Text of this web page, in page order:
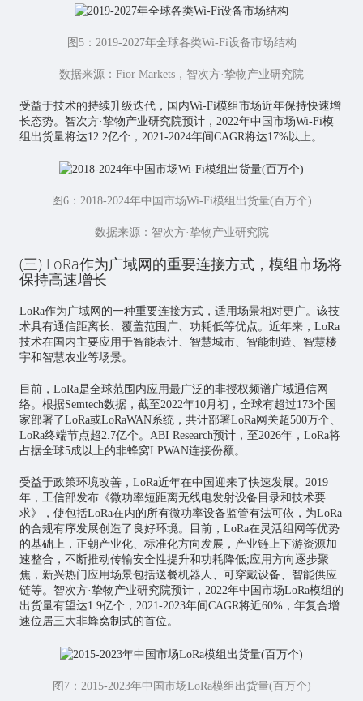
图5：2019-2027年全球各类Wi-Fi设备市场结构
数据来源：Fior Markets，智次方·挚物产业研究院
受益于技术的持续升级迭代，国内Wi-Fi模组市场近年保持快速增
长态势。智次方·挚物产业研究院预计，2022年中国市场Wi-Fi模
组出货量将达12.2亿个，2021-2024年间CAGR将达17%以上。
图6：2018-2024年中国市场Wi-Fi模组出货量(百万个)
数据来源：智次方·挚物产业研究院
(三) LoRa作为广域网的重要连接方式，模组市场将
保持高速增长
LoRa作为广域网的一种重要连接方式，适用场景相对更广。该技
术具有通信距离长、覆盖范围广、功耗低等优点。近年来，LoRa
技术在国内主要应用于智能表计、 智慧城市、智能制造、智慧楼
宇和 智慧农业等场景。
目前，LoRa是全球范围内应用最广泛的非授权频谱广域通信网
络。根据Semtech数据，截至2022年10月初，全球有超过173个国
家部署了LoRa或LoRaWAN系统，共计部署LoRa网关超500万个、
LoRa终端节点超2.7亿个。ABI Research预计，至2026年，LoRa将
占据全球5成以上的非蜂窝LPWAN连接份额。
受益于政策环境改善，LoRa近年在中国迎来了快速发展。2019
年，工信部发布《微功率短距离无线电发射设备目录和技术要
求》，使包括LoRa在内的所有微功率设备监管有法可依，为LoRa
的合规有序发展创造了良好环境。目前，LoRa在灵活组网等优势
的基础上，正朝产业化、标准化方向发展，产业链上下游资源加
速整合，不断推动传输安全性提升和功耗降低;应用方向逐步聚
焦，新兴热门应用场景包括送餐机器人、可穿戴设备、智能供应
链等。智次方·挚物产业研究院预计，2022年中国市场LoRa模组的
出货量有望达1.9亿个，2021-2023年间CAGR将近60%，年复合增
速位居三大非蜂窝制式的首位。
图7：2015-2023年中国市场LoRa模组出货量(百万个)